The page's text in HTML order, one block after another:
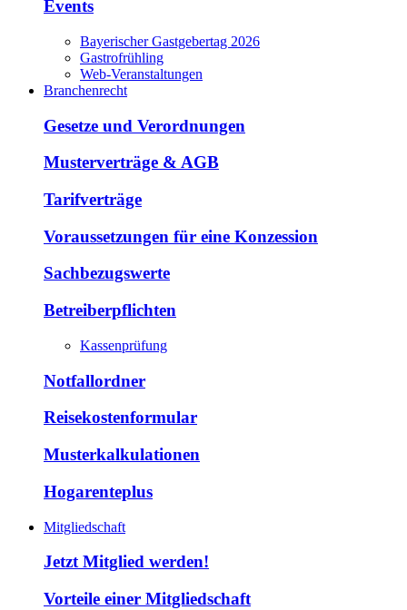
Events
Bayerischer Gastgebertag 2026
Gastrofrühling
Web-Veranstaltungen
Branchenrecht
Gesetze und Verordnungen
Musterverträge & AGB
Tarifverträge
Voraussetzungen für eine Konzession
Sachbezugswerte
Betreiberpflichten
Kassenprüfung
Notfallordner
Reisekostenformular
Musterkalkulationen
Hogarenteplus
Mitgliedschaft
Jetzt Mitglied werden!
Vorteile einer Mitgliedschaft